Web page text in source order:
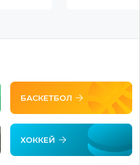
БАСКЕТБОЛ
ХОККЕЙ